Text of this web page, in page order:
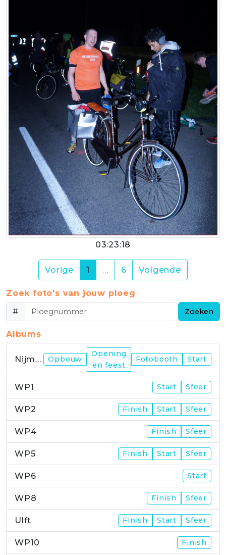
03:23:18
Vorige 1 (current)
… 6 Volgende
Zoek foto's van jouw ploeg
#
Zoeken
Albums
Nijmegen Opbouw
Opening
en feest
Fotobooth Start
WP1 Start Sfeer
WP2 Finish Start Sfeer
WP4 Finish Sfeer
WP5 Finish Start Sfeer
WP6 Start
WP8 Finish Sfeer
Ulft Finish Start Sfeer
WP10 Finish